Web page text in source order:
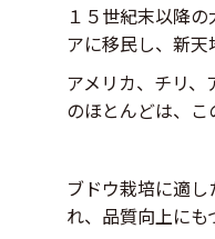
１５世紀末以降
アに移民し、新
アメリカ、チリ
のほとんどは、
ブドウ栽培に適
れ、品質向上にも